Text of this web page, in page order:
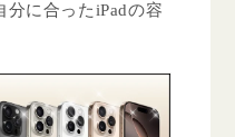
分に合ったiPadの容